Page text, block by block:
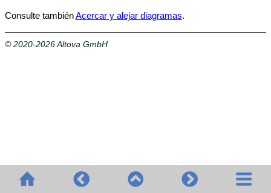
Consulte tambiénAcercar y alejar diagramas.
© 2020-2026 Altova GmbH